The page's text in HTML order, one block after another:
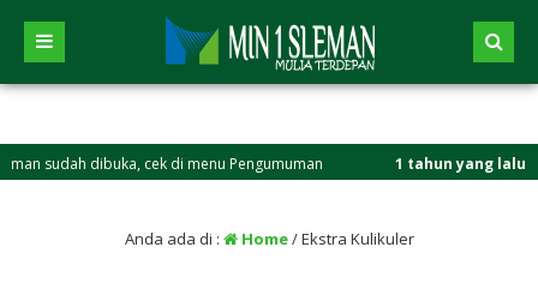
cek di menu Pengumuman 1 tahun yang lalu/ Selamat
Anda ada di : Home/Ekstra Kulikuler